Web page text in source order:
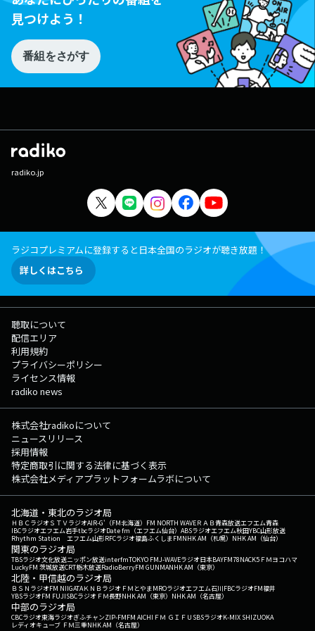
見つけよう！
番組をさがす
radiko.jp
ラジコプレミアムに登録すると日本全国のラジオが聴き放題！
詳しくはこちら
聴取について
配信エリア
利用規約
プライバシーポリシー
ライセンス情報
radiko news
株式会社radikoについて
ニュースリリース
採用情報
特定商取引に関する法律に基づく表示
株式会社メディアプラットフォームラボについて
北海道・東北のラジオ局
ＨＢＣラジオＳＴＶラジオAIR-G'（FM北海道） FM NORTH WAVEＲＡＢ青森放送エフエム青森
IBCラジオエフエム岩手tbcラジオDate fm（エフエム仙台） ABSラジオエフエム秋田YBC山形放送
Rhythm Station エフエム山形RFCラジオ福島ふくしまFMNHK AM（札幌） NHK AM（仙台）
関東のラジオ局
TBSラジオ文化放送ニッポン放送interfmTOKYO FMJ-WAVEラジオ日本BAYFM78NACK5 ＦＭヨコハマ
LuckyFM 茨城放送CRT栃木放送RadioBerryFM GUNMANHK AM（東京）
北陸・甲信越のラジオ局
ＢＳＮラジオFM NIIGATAＫＮＢラジオ ＦＭとやまMROラジオエフエム石川FBCラジオFM福井
YBSラジオFM FUJISBCラジオ ＦＭ長野NHK AM（東京） NHK AM（名古屋）
中部のラジオ局
CBCラジオ東海ラジオぎふチャンZIP-FMFM AICHI ＦＭ ＧＩＦＵ SBSラジオK-MIX SHIZUOKA
レディオキューブ ＦＭ三重NHK AM（名古屋）